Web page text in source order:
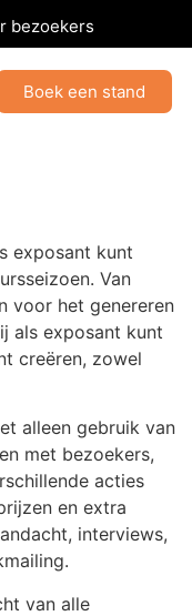
bezoekers
Boek een stand
exposant kunt
Van
voor het genereren
als exposant kunt
creëren, zowel
alleen gebruik van
met bezoekers,
acties
en extra
interviews,
van alle